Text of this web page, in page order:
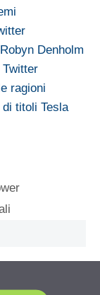
Denholm
ragioni
titoli Tesla